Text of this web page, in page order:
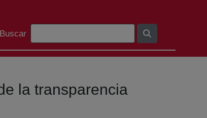
de búsqueda
Buscar
la transparencia